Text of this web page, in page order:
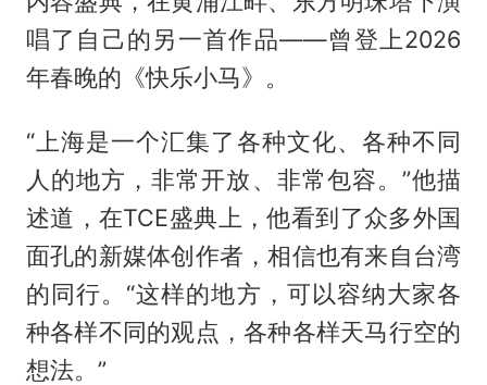
唱了自己的另一首作品——曾登上2026
年春晚的《快乐小马》。
“上海是一个汇集了各种文化、各种不同
人的地方，非常开放、非常包容。”他描
述道，在TCE盛典上，他看到了众多外国
面孔的新媒体创作者，相信也有来自台湾
的同行。“这样的地方，可以容纳大家各
种各样不同的观点，各种各样天马行空的
想法。”